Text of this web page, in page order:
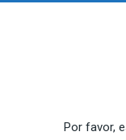
Por favor,